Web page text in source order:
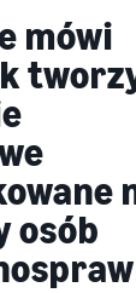
mówi
osób